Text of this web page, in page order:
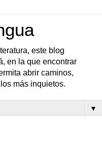
este blog
en la que encontrar
abrir caminos,
más inquietos.
▼